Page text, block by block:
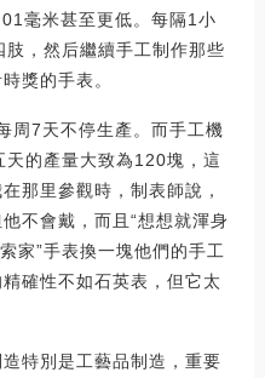
毫米甚至更低。每隔1小
，然后繼續手工制作那些
獎的手表。
周7天不停生產。而手工機
的產量大致為120塊，這
那里參觀時，制表師說，
不會戴，而且“想想就渾身
家”手表換一塊他們的手工
確性不如石英表，但它太
特別是工藝品制造，重要